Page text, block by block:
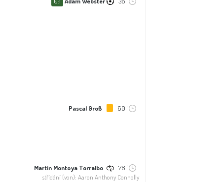
Pascal Groß 60 '
Martín Montoya Torralbo
76 '
střídání (von): Aaron Anthony Connolly